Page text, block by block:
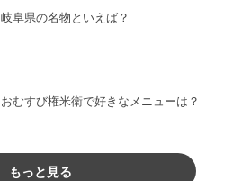
岐阜県の名物といえば？
おむすび権米衛で好きなメニューは？
もっと見る